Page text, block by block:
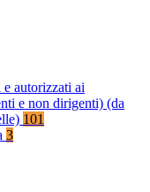
autorizzati ai
e non dirigenti) (da
101
3